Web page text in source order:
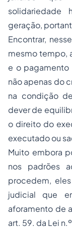
solidariedade
geração,
Encontrar,
mesmo tempo,
e o pagamento
não apenas do
na condição
dever de
o direito do
executado ou
Muito embora
nos padrões
procedem,
judicial que
aforamento de
art. 59. da Lei